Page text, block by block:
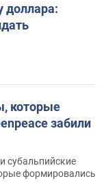
доллара:
которые
забили
субальпийские
формировались